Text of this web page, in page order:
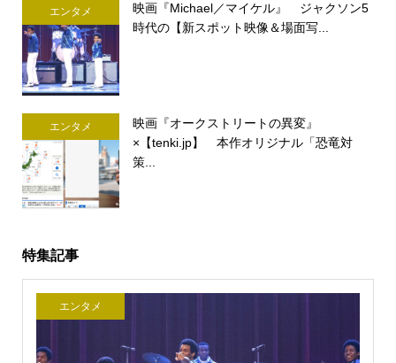
エンタメ
映画『Michael／マイケル』 ジャクソン5
時代の【新スポット映像＆場面写...
エンタメ
映画『オークストリートの異変』
×【tenki.jp】 本作オリジナル「恐竜対
策...
特集記事
エンタメ